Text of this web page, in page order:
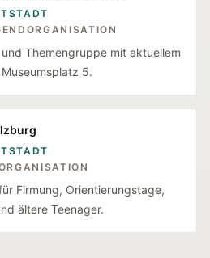
Themengruppe mit aktuellem
5.
Firmung, Orientierungstage,
ältere Teenager.